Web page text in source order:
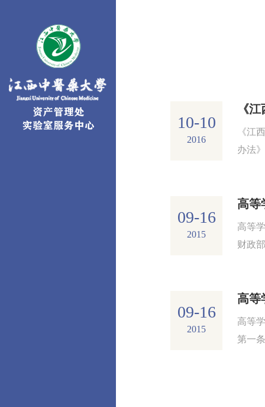
10-10
2016
《江
办法
09-16
2015
高等
财政
09-16
2015
高等
第一